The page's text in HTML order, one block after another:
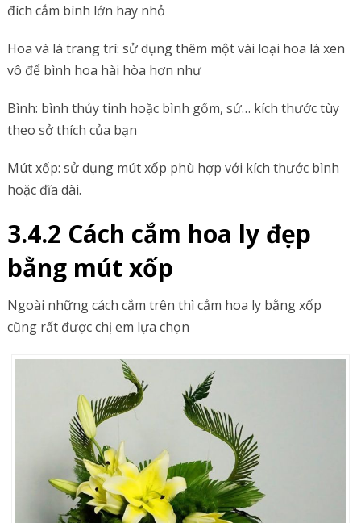
đích cắm bình lớn hay nhỏ
Hoa và lá trang trí: sử dụng thêm một vài loại hoa lá xen
vô để bình hoa hài hòa hơn như
Bình: bình thủy tinh hoặc bình gốm, sứ… kích thước tùy
theo sở thích của bạn
Mút xốp: sử dụng mút xốp phù hợp với kích thước bình
hoặc đĩa dài.
3.4.2 Cách cắm hoa ly đẹp
bằng mút xốp
Ngoài những cách cắm trên thì cắm hoa ly bằng xốp
cũng rất được chị em lựa chọn